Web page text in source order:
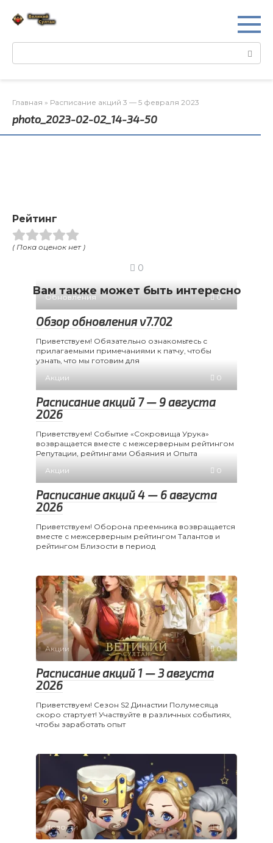
Поиск:
Главная » Расписание акций 3 — 5 февраля 2023
photo_2023-02-02_14-34-50
Рейтинг
( Пока оценок нет )
0
Вам также может быть интересно
Обновления 0
Обзор обновления v7.702
Приветствуем! Обязательно ознакомьтесь с
прилагаемыми примечаниями к патчу, чтобы
узнать, что мы готовим для
Акции
0
Расписание акций 7 — 9 августа
2026
Приветствуем! Событие «Сокровища Урука»
возвращается вместе с межсерверным рейтингом
Репутации, рейтингами Обаяния и Опыта
Акции
0
Расписание акций 4 — 6 августа
2026
Приветствуем! Оборона преемника возвращается
вместе с межсерверным рейтингом Талантов и
рейтингом Близости в период
Акции 0
Расписание акций 1 — 3 августа
2026
Приветствуем! Сезон S2 Династии Полумесяца
скоро стартует! Участвуйте в различных событиях,
чтобы заработать опыт
Новости 0